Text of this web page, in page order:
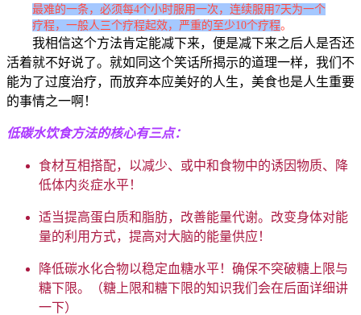
最难的一条，必须每4个小时服用一次，连续服用7天为一个
疗程，一般人三个疗程起效，严重的至少10个疗程。
我相信这个方法肯定能减下来，便是减下来之后人是否还
活着就不好说了。就如同这个笑话所揭示的道理一样，我们不
能为了过度治疗，而放弃本应美好的人生，美食也是人生重要
的事情之一啊！
低碳水饮食方法的核心有三点：
食材互相搭配，以减少、或中和食物中的诱因物质、降
低体内炎症水平！
适当提高蛋白质和脂肪，改善能量代谢。改变身体对能
量的利用方式，提高对大脑的能量供应！
降低碳水化合物以稳定血糖水平！确保不突破糖上限与
糖下限。（糖上限和糖下限的知识我们会在后面详细讲
一下）